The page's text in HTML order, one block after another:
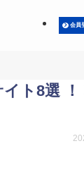
会員
ト8選